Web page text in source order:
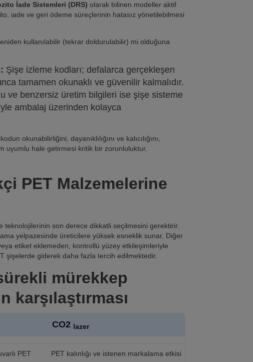
İade Sistemleri (DRS) olarak bilinen modeller aktif
iade ve geri ödeme süreçlerinin hatasız yönetilebilmesi
kullanılabilir (tekrar doldurulabilir) mi olduğuna
Şişe izleme kodları; defalarca gerçekleşen
tamamen okunaklı ve güvenilir kalmalıdır.
ve benzersiz üretim bilgileri ise şişe sisteme
ambalaj üzerinden kolayca
okunabilirliğini, dayanıklılığını ve kalıcılığını,
uyumlu hale getirmesi kritik bir zorunluluktur.
PET Malzemelerine
son derece dikkatli seçilmesini gerektirir.
yelpazesinde üreticilere yüksek esneklik sunar. Diğer
etiket eklemeden, kontrollü yüzey etkileşimleriyle
şişelerde giderek daha fazla tercih edilmektedir.
mürekkep
karşılaştırması
CO2 lazer
PET PET kalınlığı ve istenen markalama etkisi